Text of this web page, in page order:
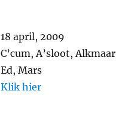
18 april, 2009
C’cum, A’sloot, Alkmaar
Ed, Mars
Klik hier